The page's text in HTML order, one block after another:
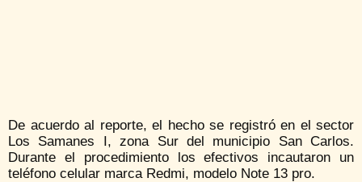
De acuerdo al reporte, el hecho se registró en el sector
Los Samanes I, zona Sur del municipio San Carlos.
Durante el procedimiento los efectivos incautaron un
teléfono celular marca Redmi, modelo Note 13 pro.